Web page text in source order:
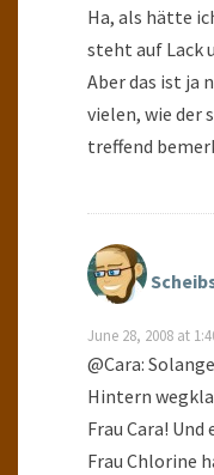
Ha, als hätte
steht auf Lack
Aber das ist ja
vielen, wie der
treffend
June 28, 2008 at
@Cara:
Hintern
Frau Cara!
Frau Chlorine